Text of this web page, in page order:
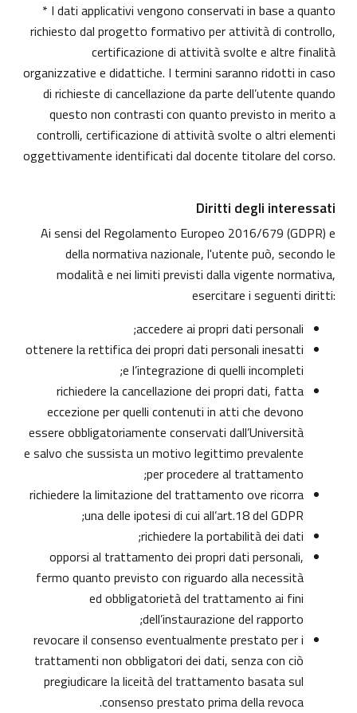
* I dati applicativi vengono conservati in base a quanto
richiesto dal progetto formativo per attività di controllo,
certificazione di attività svolte e altre finalità
organizzative e didattiche. I termini saranno ridotti in caso
di richieste di cancellazione da parte dell’utente quando
questo non contrasti con quanto previsto in merito a
controlli, certificazione di attività svolte o altri elementi
oggettivamente identificati dal docente titolare del corso.
Diritti degli interessati
Ai sensi del Regolamento Europeo 2016/679 (GDPR) e
della normativa nazionale, l'utente può, secondo le
modalità e nei limiti previsti dalla vigente normativa,
esercitare i seguenti diritti:
accedere ai propri dati personali;
ottenere la rettifica dei propri dati personali inesatti
e l’integrazione di quelli incompleti;
richiedere la cancellazione dei propri dati, fatta
eccezione per quelli contenuti in atti che devono
essere obbligatoriamente conservati dall’Università
e salvo che sussista un motivo legittimo prevalente
per procedere al trattamento;
richiedere la limitazione del trattamento ove ricorra
una delle ipotesi di cui all’art.18 del GDPR;
richiedere la portabilità dei dati;
opporsi al trattamento dei propri dati personali,
fermo quanto previsto con riguardo alla necessità
ed obbligatorietà del trattamento ai fini
dell’instaurazione del rapporto;
revocare il consenso eventualmente prestato per i
trattamenti non obbligatori dei dati, senza con ciò
pregiudicare la liceità del trattamento basata sul
consenso prestato prima della revoca.